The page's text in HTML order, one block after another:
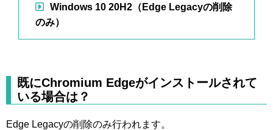
Windows 10 20H2（Edge Legacyの削除
のみ）
既にChromium Edgeがインストールされて
いる場合は？
Edge Legacyの削除のみ行われます。